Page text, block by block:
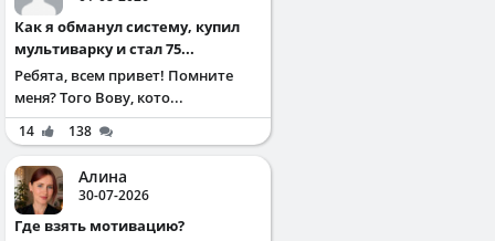
Как я обманул систему, купил
мультиварку и стал 75...
Ребята, всем привет! Помните
меня? Того Вову, кото...
14 138
Алина
30-07-2026
Где взять мотивацию?